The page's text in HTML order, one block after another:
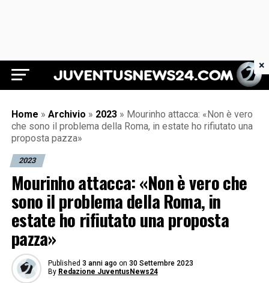
Juventus News 24
Home » Archivio » 2023 » Mourinho attacca: «Non è vero
che sono il problema della Roma, in estate ho rifiutato una
proposta pazza»
2023
Mourinho attacca: «Non è vero che
sono il problema della Roma, in
estate ho rifiutato una proposta
pazza»
Published 3 anni ago on 30 Settembre 2023
By Redazione JuventusNews24
×